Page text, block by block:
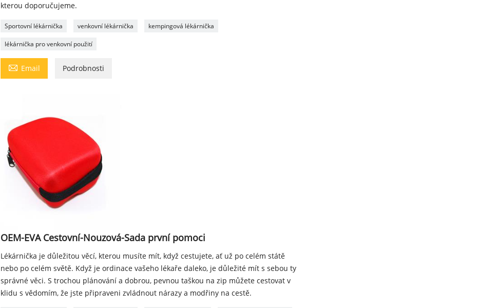
kterou doporučujeme.
Sportovní lékárnička venkovní lékárnička kempingová lékárnička
lékárnička pro venkovní použití
 Email Podrobnosti
OEM-EVA Cestovní-Nouzová-Sada první pomoci
Lékárnička je důležitou věcí, kterou musíte mít, když cestujete, ať už po celém státě
nebo po celém světě. Když je ordinace vašeho lékaře daleko, je důležité mít s sebou ty
správné věci. S trochou plánování a dobrou, pevnou taškou na zip můžete cestovat v
klidu s vědomím, že jste připraveni zvládnout nárazy a modřiny na cestě.